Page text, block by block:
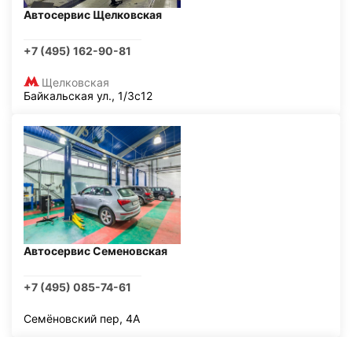
Автосервис Щелковская
+7 (495) 162-90-81
Щелковская
Байкальская ул., 1/3с12
Автосервис Семеновская
+7 (495) 085-74-61
Семёновский пер, 4А